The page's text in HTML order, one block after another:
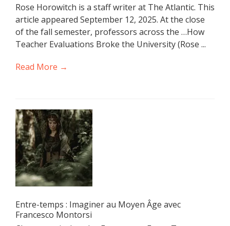
Rose Horowitch is a staff writer at The Atlantic. This
article appeared September 12, 2025. At the close
of the fall semester, professors across the …How
Teacher Evaluations Broke the University (Rose ...
Read More →
Entre-temps : Imaginer au Moyen Âge avec
Francesco Montorsi